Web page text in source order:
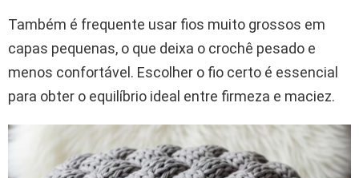
Também é frequente usar fios muito grossos em
capas pequenas, o que deixa o crochê pesado e
menos confortável. Escolher o fio certo é essencial
para obter o equilíbrio ideal entre firmeza e maciez.